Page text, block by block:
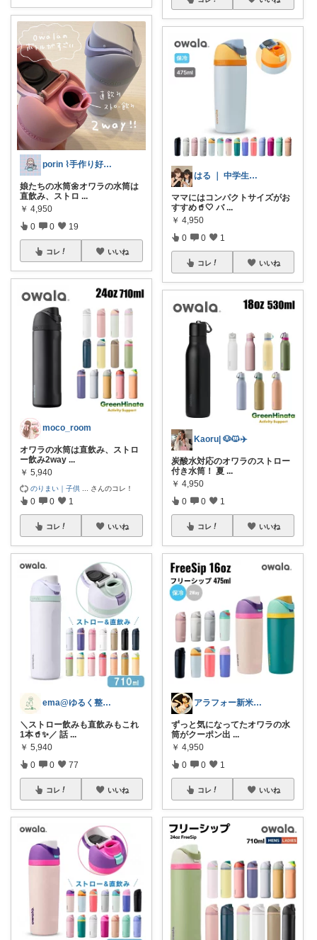
porin ⌇手作り好きの暮らしと道具
娘たちの水筒🌼オワラの水筒は
直飲み、ストロ ...
￥ 4,950
0 0 19
コレ いいね
moco_room
オワラの水筒は直飲み、ストロ
ー飲み2way ...
￥ 5,940
のりまい｜子供 さんのコレ！
0 0 1
コレ いいね
ema@ゆるく整う暮らし
＼ストロー飲みも直飲みもこれ
1本🥤✨／ 話 ...
￥ 5,940
0 0 77
コレ いいね
はる ｜ 中学生ママのポチ記録
ママにはコンパクトサイズがお
すすめ🥤🤍 バ ...
￥ 4,950
0 0 1
コレ いいね
Kaoru| 🐶🐱✈️
炭酸水対応のオワラのストロー
付き水筒！ 夏 ...
￥ 4,950
0 0 1
コレ いいね
アラフォー新米ママ👩
ずっと気になってたオワラの水
筒がクーポン出 ...
￥ 4,950
0 0 1
コレ いいね